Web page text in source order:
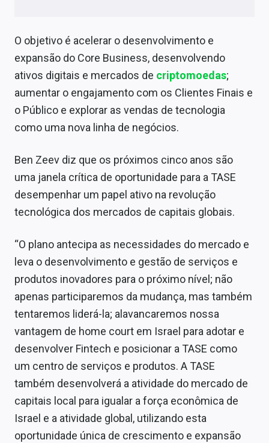
Conteúdo de Marca
Sobre
Expediente
Contato
O objetivo é acelerar o desenvolvimento e
expansão do Core Business, desenvolvendo
ativos digitais e mercados de criptomoedas;
aumentar o engajamento com os Clientes Finais e
o Público e explorar as vendas de tecnologia
como uma nova linha de negócios.
Ben Zeev diz que os próximos cinco anos são
uma janela crítica de oportunidade para a TASE
desempenhar um papel ativo na revolução
tecnológica dos mercados de capitais globais.
“O plano antecipa as necessidades do mercado e
leva o desenvolvimento e gestão de serviços e
produtos inovadores para o próximo nível; não
apenas participaremos da mudança, mas também
tentaremos liderá-la; alavancaremos nossa
vantagem de home court em Israel para adotar e
desenvolver Fintech e posicionar a TASE como
um centro de serviços e produtos. A TASE
também desenvolverá a atividade do mercado de
capitais local para igualar a força econômica de
Israel e a atividade global, utilizando esta
oportunidade única de crescimento e expansão